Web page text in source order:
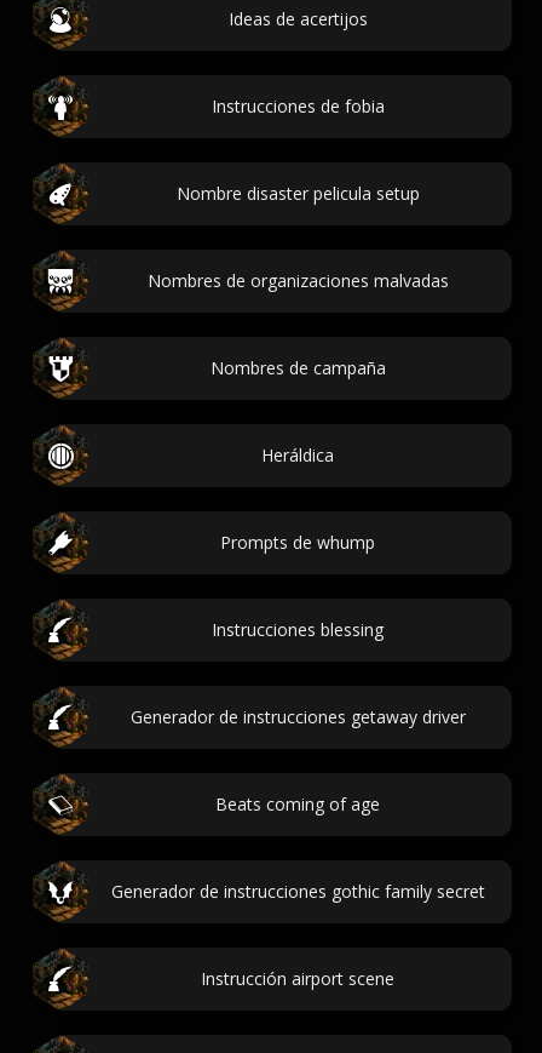
Ideas de acertijos
Instrucciones de fobia
Nombre disaster pelicula setup
Nombres de organizaciones malvadas
Nombres de campaña
Heráldica
Prompts de whump
Instrucciones blessing
Generador de instrucciones getaway driver
Beats coming of age
Generador de instrucciones gothic family secret
Instrucción airport scene